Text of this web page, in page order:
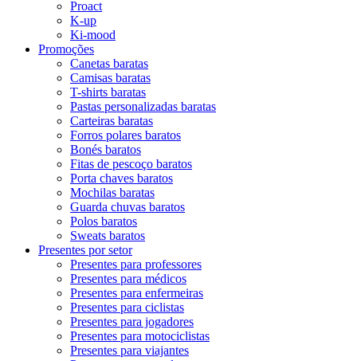
Proact
K-up
Ki-mood
Promoções
Canetas baratas
Camisas baratas
T-shirts baratas
Pastas personalizadas baratas
Carteiras baratas
Forros polares baratos
Bonés baratos
Fitas de pescoço baratos
Porta chaves baratos
Mochilas baratas
Guarda chuvas baratos
Polos baratos
Sweats baratos
Presentes por setor
Presentes para professores
Presentes para médicos
Presentes para enfermeiras
Presentes para ciclistas
Presentes para jogadores
Presentes para motociclistas
Presentes para viajantes